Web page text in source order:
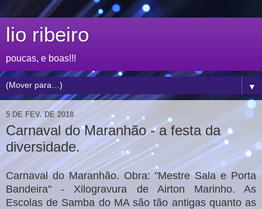
lio ribeiro
poucas, e boas!!!
▼
5 DE FEV. DE 2018
Carnaval do Maranhão - a festa da
diversidade.
Carnaval do Maranhão. Obra: "Mestre Sala e Porta
Bandeira" - Xilogravura de Airton Marinho. As
Escolas de Samba do MA são tão antigas quanto as